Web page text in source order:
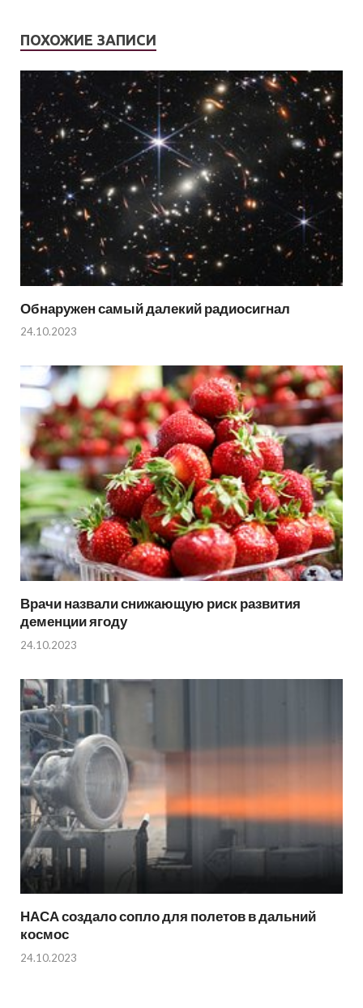
ПОХОЖИЕ ЗАПИСИ
Обнаружен самый далекий радиосигнал
24.10.2023
Врачи назвали снижающую риск развития
деменции ягоду
24.10.2023
НАСА создало сопло для полетов в дальний
космос
24.10.2023